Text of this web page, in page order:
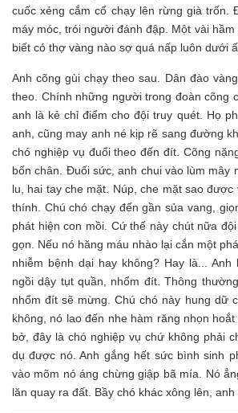
cuốc xẻng cắm cổ chạy lên rừng già trốn.
máy móc, trói người đánh đập. Một vài
biết có thợ vàng nào sợ quá nấp luôn dưới
Anh cõng gùi chạy theo sau. Dân đào
theo. Chính những người trong đoàn cõng
anh là kẻ chỉ điểm cho đội truy quét. Họ
anh, cũng may anh né kịp rẽ sang đường
chó nghiệp vụ đuổi theo đến đít. Cõng
bốn chân. Đuối sức, anh chui vào lùm mây
lu, hai tay che mặt. Núp, che mặt sao
thính. Chú chó chạy đến gần sủa vang,
phát hiện con mồi. Cứ thế này chút nữa
gọn. Nếu nó hăng máu nhào lại cắn một
nhiễm bệnh dại hay không? Hay là...
ngồi dậy tụt quần, nhổm đít. Thông
nhổm đít sẽ mừng. Chú chó này hung dữ
không, nó lao đến nhe hàm răng nhọn
bở, đây là chó nghiệp vụ chứ không phải
dụ được nó. Anh gắng hết sức bình sinh
vào mõm nó áng chừng giập bã mía. Nó
lăn quay ra đất. Bầy chó khác xông lên,